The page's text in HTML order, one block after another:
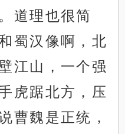
道理也很简
蜀汉像啊，北
江山，一个强
虎踞北方，压
曹魏是正统，